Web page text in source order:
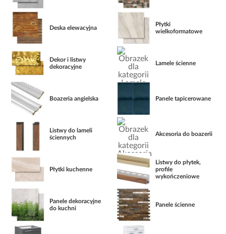
Deska elewacyjna
Płytki
wielkoformatowe
Dekor i listwy
dekoracyjne
Lamele ścienne
Boazeria angielska Panele tapicerowane
Listwy do lameli
ściennych
Akcesoria do boazerii
Płytki kuchenne
Listwy do płytek,
profile
wykończeniowe
Panele dekoracyjne
do kuchni
Panele ścienne